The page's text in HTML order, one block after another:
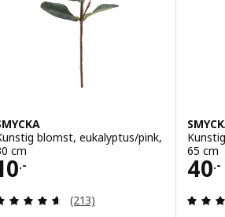
blomst, eukalyptus/pink,
cm
.- 10.-
Anmeld: 4.6 ud af 5
(213)
65 cm
40.-